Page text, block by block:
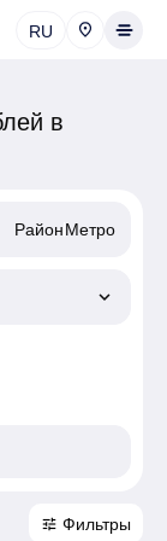
RU
в
РайонМетро
keyboard_arrow_down
tune Фильтры